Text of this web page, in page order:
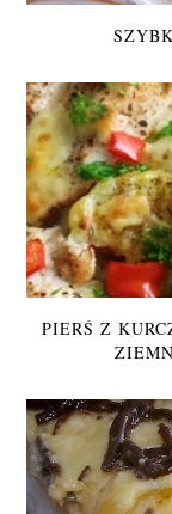
PIERŚ Z